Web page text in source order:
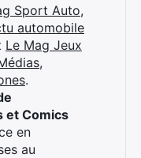
Sport Auto,
automobile
Le Mag Jeux
.
et Comics
en
au